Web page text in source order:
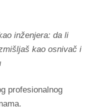
inženjera: da li
kao osnivač i
profesionalnog